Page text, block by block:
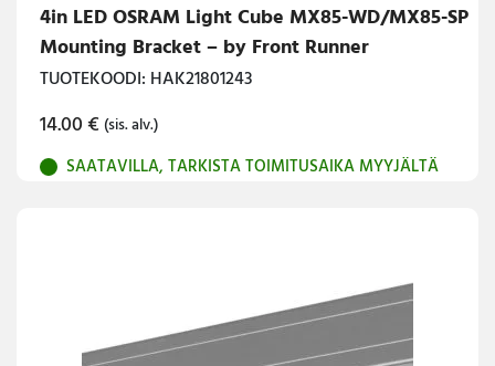
4in LED OSRAM Light Cube MX85-WD/MX85-SP
Mounting Bracket – by Front Runner
TUOTEKOODI: HAK21801243
14.00€ (sis. alv.)
SAATAVILLA, TARKISTA TOIMITUSAIKA MYYJÄLTÄ